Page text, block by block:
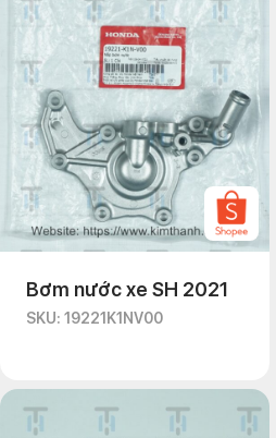
Bơm nước xe SH 2021
SKU: 19221K1NV00